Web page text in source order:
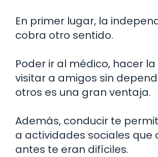
En primer lugar, la
cobra otro sentido.
Poder ir al médico, hacer
visitar a amigos sin
otros es una gran ventaja.
Además, conducir te
a actividades sociales que
antes te eran difíciles.